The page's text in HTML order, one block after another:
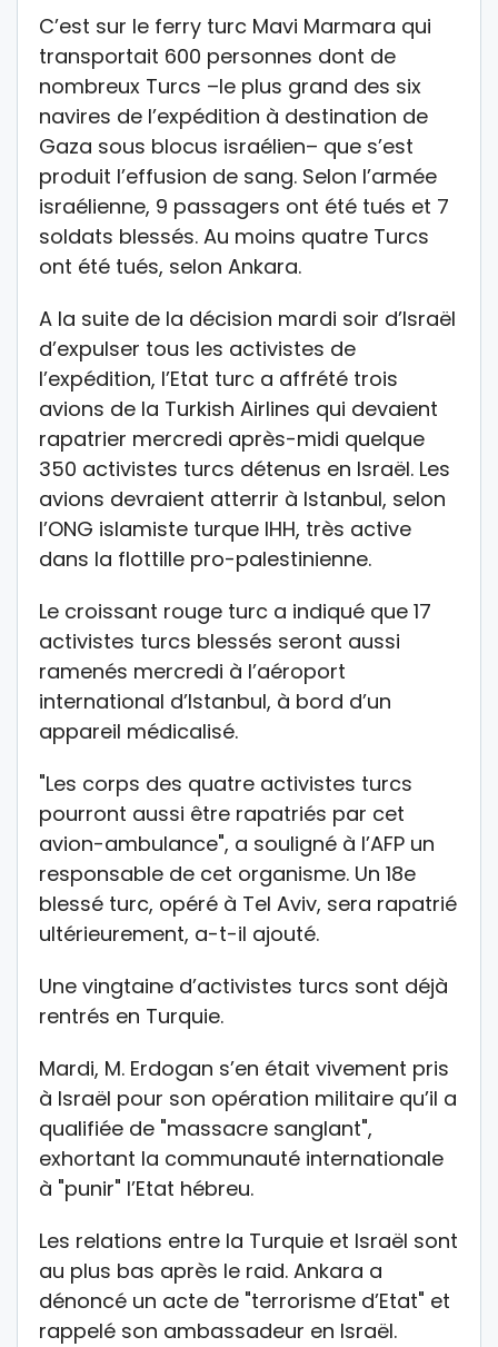
C’est sur le ferry turc Mavi Marmara qui
transportait 600 personnes dont de
nombreux Turcs –le plus grand des six
navires de l’expédition à destination de
Gaza sous blocus israélien– que s’est
produit l’effusion de sang. Selon l’armée
israélienne, 9 passagers ont été tués et 7
soldats blessés. Au moins quatre Turcs
ont été tués, selon Ankara.
A la suite de la décision mardi soir d’Israël
d’expulser tous les activistes de
l’expédition, l’Etat turc a affrété trois
avions de la Turkish Airlines qui devaient
rapatrier mercredi après-midi quelque
350 activistes turcs détenus en Israël. Les
avions devraient atterrir à Istanbul, selon
l’ONG islamiste turque IHH, très active
dans la flottille pro-palestinienne.
Le croissant rouge turc a indiqué que 17
activistes turcs blessés seront aussi
ramenés mercredi à l’aéroport
international d’Istanbul, à bord d’un
appareil médicalisé.
"Les corps des quatre activistes turcs
pourront aussi être rapatriés par cet
avion-ambulance", a souligné à l’AFP un
responsable de cet organisme. Un 18e
blessé turc, opéré à Tel Aviv, sera rapatrié
ultérieurement, a-t-il ajouté.
Une vingtaine d’activistes turcs sont déjà
rentrés en Turquie.
Mardi, M. Erdogan s’en était vivement pris
à Israël pour son opération militaire qu’il a
qualifiée de "massacre sanglant",
exhortant la communauté internationale
à "punir" l’Etat hébreu.
Les relations entre la Turquie et Israël sont
au plus bas après le raid. Ankara a
dénoncé un acte de "terrorisme d’Etat" et
rappelé son ambassadeur en Israël.